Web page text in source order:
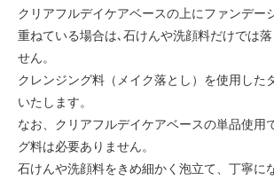
クリアフルデイケアベースの上にファンデー
重ねている場合は､石けんや洗顔料だけでは
せん。
クレンジング料（メイク落とし）を使用した
いたします。
なお、クリアフルデイケアベースの単品使用
グ料は必要ありません。
石けんや洗顔料をきめ細かく泡立て、丁寧に